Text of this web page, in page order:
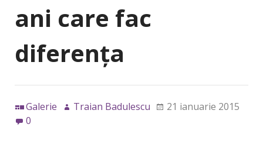
ani care fac
diferenţa
Galerie Traian Badulescu
21 ianuarie 2015
0